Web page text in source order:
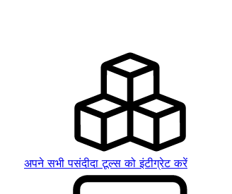
अपने सभी पसंदीदा टूल्स को इंटीग्रेट करें